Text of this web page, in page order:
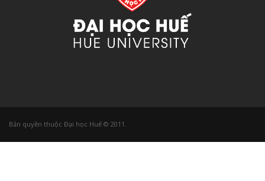
Bản quyền thuộc Đại học Huế © 2011.